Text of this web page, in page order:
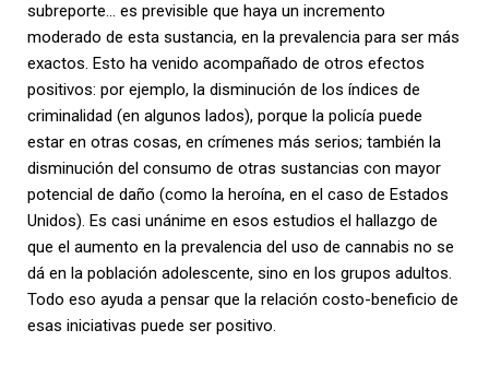
subreporte… es previsible que haya un incremento
moderado de esta sustancia, en la prevalencia para ser más
exactos. Esto ha venido acompañado de otros efectos
positivos: por ejemplo, la disminución de los índices de
criminalidad (en algunos lados), porque la policía puede
estar en otras cosas, en crímenes más serios; también la
disminución del consumo de otras sustancias con mayor
potencial de daño (como la heroína, en el caso de Estados
Unidos). Es casi unánime en esos estudios el hallazgo de
que el aumento en la prevalencia del uso de cannabis no se
dá en la población adolescente, sino en los grupos adultos.
Todo eso ayuda a pensar que la relación costo-beneficio de
esas iniciativas puede ser positivo.